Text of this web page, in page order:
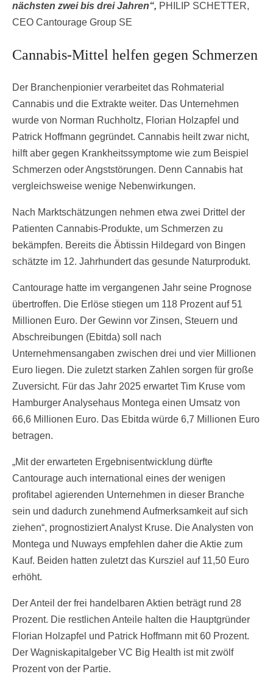
nächsten zwei bis drei Jahren“, PHILIP SCHETTER,
CEO Cantourage Group SE
Cannabis-Mittel helfen gegen Schmerzen
Der Branchenpionier verarbeitet das Rohmaterial
Cannabis und die Extrakte weiter. Das Unternehmen
wurde von Norman Ruchholtz, Florian Holzapfel und
Patrick Hoffmann gegründet. Cannabis heilt zwar nicht,
hilft aber gegen Krankheitssymptome wie zum Beispiel
Schmerzen oder Angststörungen. Denn Cannabis hat
vergleichsweise wenige Nebenwirkungen.
Nach Marktschätzungen nehmen etwa zwei Drittel der
Patienten Cannabis-Produkte, um Schmerzen zu
bekämpfen. Bereits die Äbtissin Hildegard von Bingen
schätzte im 12. Jahrhundert das gesunde Naturprodukt.
Cantourage hatte im vergangenen Jahr seine Prognose
übertroffen. Die Erlöse stiegen um 118 Prozent auf 51
Millionen Euro. Der Gewinn vor Zinsen, Steuern und
Abschreibungen (Ebitda) soll nach
Unternehmensangaben zwischen drei und vier Millionen
Euro liegen. Die zuletzt starken Zahlen sorgen für große
Zuversicht. Für das Jahr 2025 erwartet Tim Kruse vom
Hamburger Analysehaus Montega einen Umsatz von
66,6 Millionen Euro. Das Ebitda würde 6,7 Millionen Euro
betragen.
„Mit der erwarteten Ergebnisentwicklung dürfte
Cantourage auch international eines der wenigen
profitabel agierenden Unternehmen in dieser Branche
sein und dadurch zunehmend Aufmerksamkeit auf sich
ziehen“, prognostiziert Analyst Kruse. Die Analysten von
Montega und Nuways empfehlen daher die Aktie zum
Kauf. Beiden hatten zuletzt das Kursziel auf 11,50 Euro
erhöht.
Der Anteil der frei handelbaren Aktien beträgt rund 28
Prozent. Die restlichen Anteile halten die Hauptgründer
Florian Holzapfel und Patrick Hoffmann mit 60 Prozent.
Der Wagniskapitalgeber VC Big Health ist mit zwölf
Prozent von der Partie.